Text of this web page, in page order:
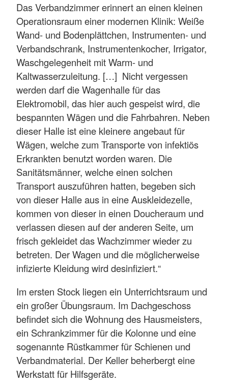
Das Verbandzimmer erinnert an einen kleinen
Operationsraum einer modernen Klinik: Weiße
Wand- und Bodenplättchen, Instrumenten- und
Verbandschrank, Instrumentenkocher, Irrigator,
Waschgelegenheit mit Warm- und
Kaltwasserzuleitung. […] Nicht vergessen
werden darf die Wagenhalle für das
Elektromobil, das hier auch gespeist wird, die
bespannten Wägen und die Fahrbahren. Neben
dieser Halle ist eine kleinere angebaut für
Wägen, welche zum Transporte von infektiös
Erkrankten benutzt worden waren. Die
Sanitätsmänner, welche einen solchen
Transport auszuführen hatten, begeben sich
von dieser Halle aus in eine Auskleidezelle,
kommen von dieser in einen Doucheraum und
verlassen diesen auf der anderen Seite, um
frisch gekleidet das Wachzimmer wieder zu
betreten. Der Wagen und die möglicherweise
infizierte Kleidung wird desinfiziert.“
Im ersten Stock liegen ein Unterrichtsraum und
ein großer Übungsraum. Im Dachgeschoss
befindet sich die Wohnung des Hausmeisters,
ein Schrankzimmer für die Kolonne und eine
sogenannte Rüstkammer für Schienen und
Verbandmaterial. Der Keller beherbergt eine
Werkstatt für Hilfsgeräte.